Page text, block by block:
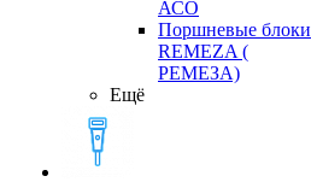
АСО
Поршневые блоки
REMEZA (
РЕМЕЗА)
Ещё